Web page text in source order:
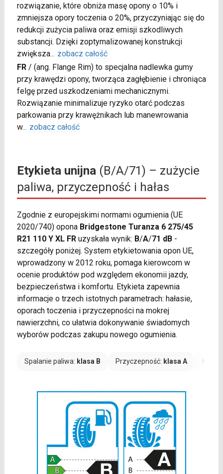
rozwiązanie, które obniża masę opony o 10% i
zmniejsza opory toczenia o 20%, przyczyniając się do
redukcji zużycia paliwa oraz emisji szkodliwych
substancji. Dzięki zoptymalizowanej konstrukcji
zwiększa... zobacz całość
FR/ (ang. Flange Rim) to specjalna nadlewka gumy
przy krawędzi opony, tworząca zagłębienie i chroniąca
felgę przed uszkodzeniami mechanicznymi.
Rozwiązanie minimalizuje ryzyko otarć podczas
parkowania przy krawężnikach lub manewrowania
w... zobacz całość
Etykieta unijna(B/A/71) – zużycie
paliwa, przyczepność i hałas
Zgodnie z europejskimi normami ogumienia (UE
2020/740) opona Bridgestone Turanza 6 275/45
R21 110 Y XL FRuzyskała wynik: B/A/71 dB-
szczegóły poniżej. System etykietowania opon UE,
wprowadzony w 2012 roku, pomaga kierowcom w
ocenie produktów pod względem ekonomii jazdy,
bezpieczeństwa i komfortu. Etykieta zapewnia
informacje o trzech istotnych parametrach: hałasie,
oporach toczenia i przyczepności na mokrej
nawierzchni, co ułatwia dokonywanie świadomych
wyborów podczas zakupu nowego ogumienia.
Spalanie paliwa: klasa B Przyczepność: klasa A Hałas: